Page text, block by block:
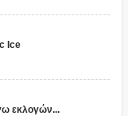
Ice
εκλογών...